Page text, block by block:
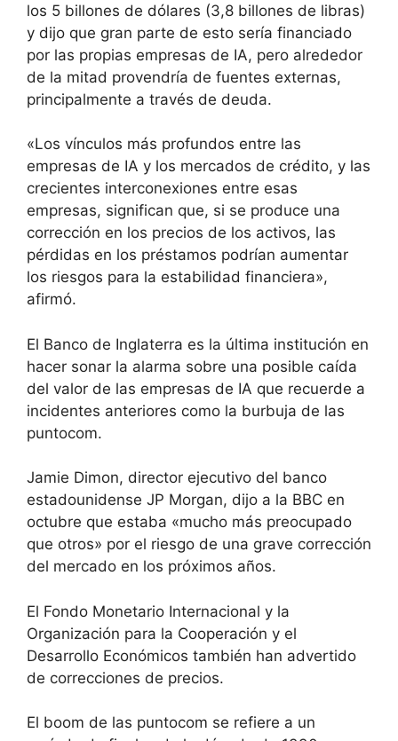
los 5 billones de dólares (3,8 billones de libras)
y dijo que gran parte de esto sería financiado
por las propias empresas de IA, pero alrededor
de la mitad provendría de fuentes externas,
principalmente a través de deuda.
«Los vínculos más profundos entre las
empresas de IA y los mercados de crédito, y las
crecientes interconexiones entre esas
empresas, significan que, si se produce una
corrección en los precios de los activos, las
pérdidas en los préstamos podrían aumentar
los riesgos para la estabilidad financiera»,
afirmó.
El Banco de Inglaterra es la última institución en
hacer sonar la alarma sobre una posible caída
del valor de las empresas de IA que recuerde a
incidentes anteriores como la burbuja de las
puntocom.
Jamie Dimon, director ejecutivo del banco
estadounidense JP Morgan, dijo a la BBC en
octubre que estaba «mucho más preocupado
que otros» por el riesgo de una grave corrección
del mercado en los próximos años.
El Fondo Monetario Internacional y la
Organización para la Cooperación y el
Desarrollo Económicos también han advertido
de correcciones de precios.
El boom de las puntocom se refiere a un